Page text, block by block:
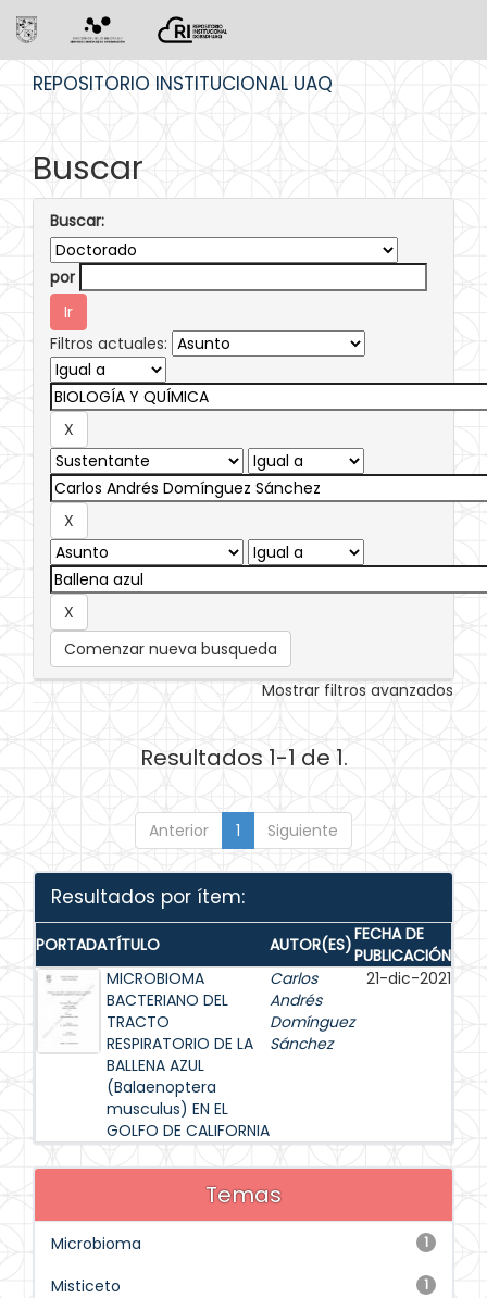
REPOSITORIO INSTITUCIONAL UAQ
Buscar
Buscar:
por
Filtros actuales:
Comenzar nueva busqueda
Mostrar filtros avanzados
Resultados 1-1 de 1.
Anterior 1 Siguiente
Resultados por ítem:
PORTADATÍTULO AUTOR(ES)FECHA DE
PUBLICACIÓN
MICROBIOMA
BACTERIANO DEL
TRACTO
RESPIRATORIO DE LA
BALLENA AZUL
(Balaenoptera
musculus) EN EL
GOLFO DE CALIFORNIA
Carlos
Andrés
Domínguez
Sánchez
21-dic-2021
Temas
1
Microbioma
1
Misticeto